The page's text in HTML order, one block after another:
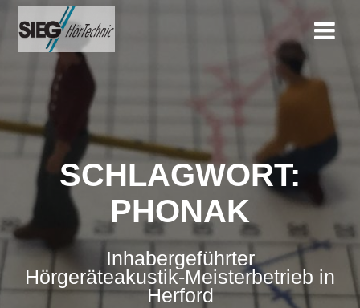
SCHLAGWORT:
PHONAK
Inhabergeführter
Hörgeräteakustik-Meisterbetrieb in
Herford